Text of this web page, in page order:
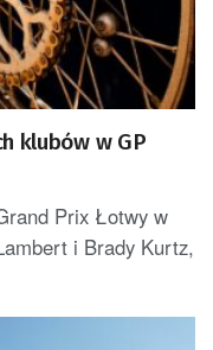
klubów w GP
Prix Łotwy w
i Brady Kurtz,